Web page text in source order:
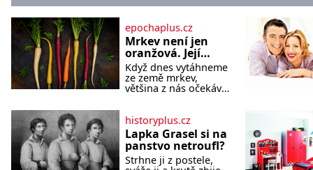
epochaplus.cz
Mrkev není jen
oranžová. Její
neuvěřitelný
příběh začíná
fialovou barvou
Když dnes vytáhneme
ze země mrkev,
většina z nás očekává
historie je mrkev
všechno možné, jen
ne oranžová. Je
fialová, žlutá, bílá,
někdy dokonce téměř
historyplus.cz
Lapka Grasel si na
panstvo netroufl?
Strhne ji z postele,